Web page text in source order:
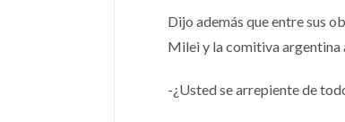
Dijo además que entre sus
Milei y la comitiva argentina
-¿Usted se arrepiente de